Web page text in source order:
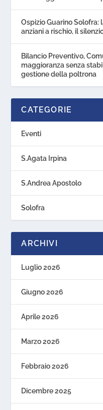
Ospizio Guarino Solofra:
anziani a rischio, il
Bilancio Preventivo,
maggioranza senza
gestione della poltrona
CATEGORIE
Eventi
S.Agata Irpina
S.Andrea Apostolo
Solofra
ARCHIVI
Luglio 2026
Giugno 2026
Aprile 2026
Marzo 2026
Febbraio 2026
Dicembre 2025